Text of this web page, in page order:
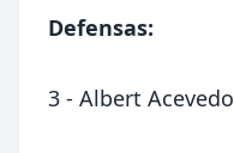
Defensas:
3 - Albert Acevedo